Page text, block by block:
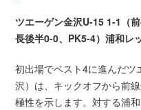
ツエーゲン金沢U-15 1-1（
長後半0-0、PK5-4）浦和レ
初出場でベスト4に進んだ
沢）は、キックオフから前
極性を示します。対する浦